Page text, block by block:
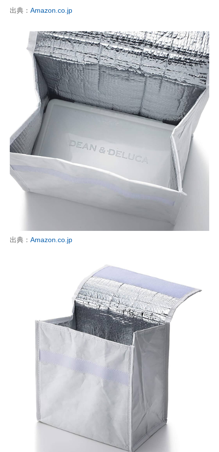
出典： Amazon.co.jp
出典： Amazon.co.jp